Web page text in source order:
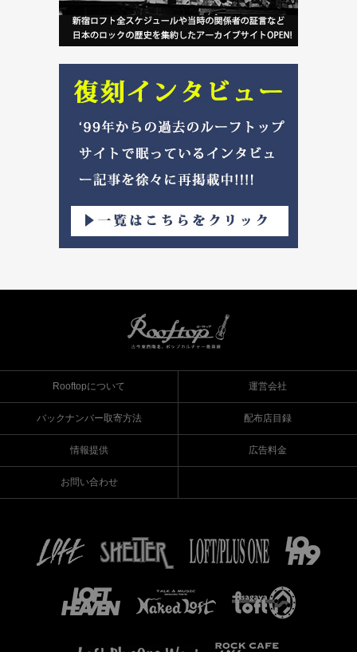
Rooftopについて 運営会社
バックナンバー取寄方法 配布店目録
情報提供 広告料金
お問い合わせ